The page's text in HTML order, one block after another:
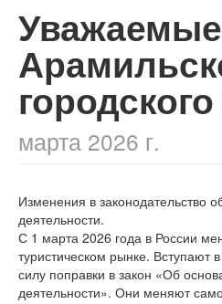
марта 2026 г.
Изменения в законодательство
деятельности.
С 1 марта 2026 года в России
туристическом рынке. Вступают в
силу поправки в закон «Об
деятельности». Они меняют